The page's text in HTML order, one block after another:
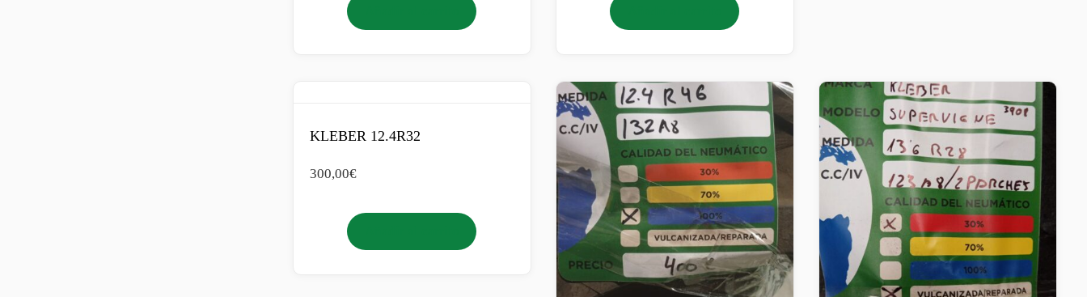
KLEBER 12.4R32
300,00€